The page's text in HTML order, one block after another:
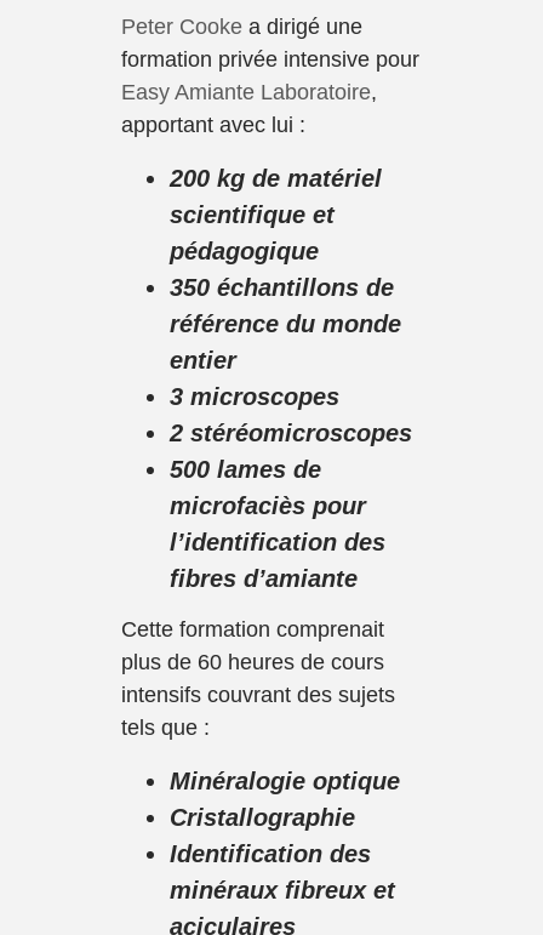
Peter Cooke a dirigé une
formation privée intensive pour
Easy Amiante Laboratoire,
apportant avec lui :
200 kg de matériel
scientifique et
pédagogique
350 échantillons de
référence du monde
entier
3 microscopes
2 stéréomicroscopes
500 lames de
microfaciès pour
l’identification des
fibres d’amiante
Cette formation comprenait
plus de 60 heures de cours
intensifs couvrant des sujets
tels que :
Minéralogie optique
Cristallographie
Identification des
minéraux fibreux et
aciculaires